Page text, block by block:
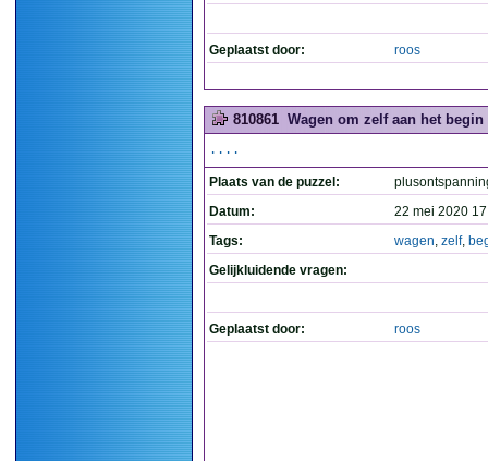
Geplaatst door: roos
810861 Wagen om zelf aan het begin
....
Plaats van de puzzel:
Datum:
22 mei 2020
Tags:
wagen, zelf,
Gelijkluidende vragen:
Geplaatst door: roos